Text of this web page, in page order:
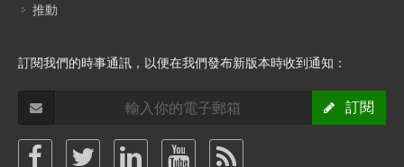
推動
訂閱我們的時事通訊，以便在我們發布新版本時收到通知：
訂閱